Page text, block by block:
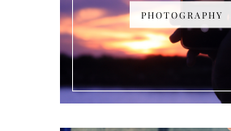
PHOTOGRAPHY